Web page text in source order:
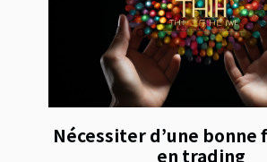
Nécessiter d’une
en trading